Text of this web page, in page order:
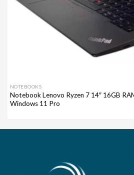
NOTEBOOKS
Notebook Lenovo Ryzen 7 14″ 16GB
Windows 11 Pro